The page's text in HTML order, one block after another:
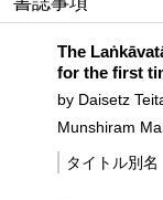
The
for the first
by Daisetz
Munshiram
タイトル別名